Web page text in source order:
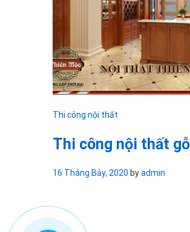
Thi công nội thất
Thi công nội thất
16 Tháng Bảy, 2020 byadmin